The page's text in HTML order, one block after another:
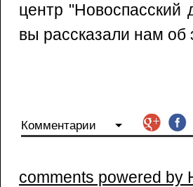
центр "Новоспасский
вы рассказали нам об
Комментарии
comments powered by